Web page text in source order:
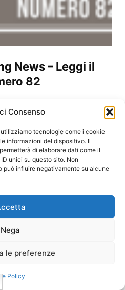
Consenso
tecnologie come i cookie
informazioni del dispositivo. Il
di elaborare dati come il
unici su questo sito. Non
può influire negativamente su alcune
Nega
le preferenze
Policy
News – Leggi il
82
News – Leggi il
Venditalia